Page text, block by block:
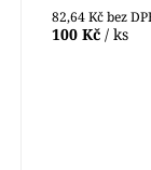
82,64 Kč bez
100 Kč / ks